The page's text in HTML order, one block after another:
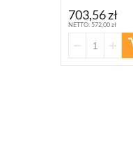
703,56 zł
NETTO: 572,00 zł